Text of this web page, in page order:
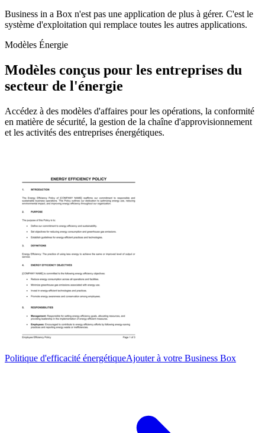
Business in a Box n'est pas une application de plus à gérer. C'est le
système d'exploitation qui remplace toutes les autres applications.
Modèles Énergie
Modèles conçus pour les entreprises du
secteur de l'énergie
Accédez à des modèles d'affaires pour les opérations, la conformité
en matière de sécurité, la gestion de la chaîne d'approvisionnement
et les activités des entreprises énergétiques.
Politique d'efficacité énergétiqueAjouter à votre Business Box